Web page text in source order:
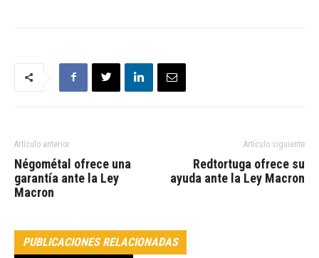
Artículo anterior
Négométal ofrece una
garantía ante la Ley
Macron
Artículo siguiente
Redtortuga ofrece su
ayuda ante la Ley Macron
PUBLICACIONES RELACIONADAS